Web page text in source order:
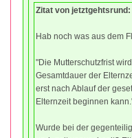
Zitat von jetztgehtsrund:
Hab noch was aus dem
"Die Mutterschutzfrist
Gesamtdauer der
erst nach Ablauf der
Elternzeit beginnen
Wurde bei der